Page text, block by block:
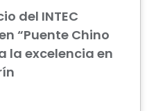
del INTEC
“Puente Chino
la excelencia en